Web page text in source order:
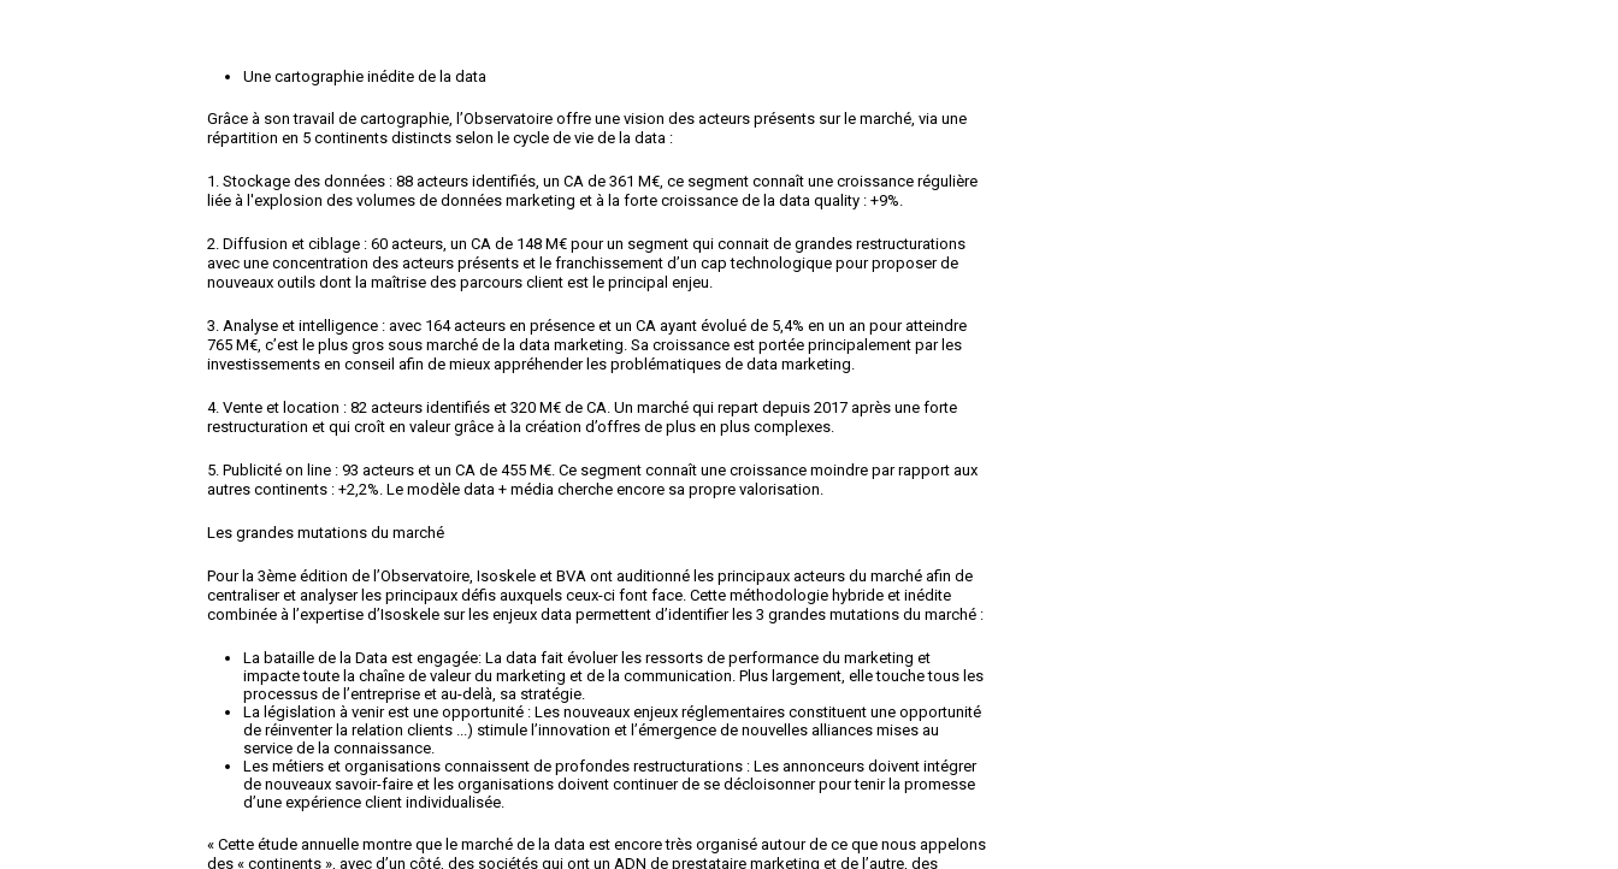
Une cartographie inédite de la data
Grâce à son travail de cartographie, l’Observatoire offre une vision des acteurs présents sur le marché, via une
répartition en 5 continents distincts selon le cycle de vie de la data :
1. Stockage des données : 88 acteurs identifiés, un CA de 361 M€, ce segment connaît une croissance régulière
liée à l'explosion des volumes de données marketing et à la forte croissance de la data quality : +9%.
2. Diffusion et ciblage : 60 acteurs, un CA de 148 M€ pour un segment qui connait de grandes restructurations
avec une concentration des acteurs présents et le franchissement d’un cap technologique pour proposer de
nouveaux outils dont la maîtrise des parcours client est le principal enjeu.
3. Analyse et intelligence : avec 164 acteurs en présence et un CA ayant évolué de 5,4% en un an pour atteindre
765 M€, c’est le plus gros sous marché de la data marketing. Sa croissance est portée principalement par les
investissements en conseil afin de mieux appréhender les problématiques de data marketing.
4. Vente et location : 82 acteurs identifiés et 320 M€ de CA. Un marché qui repart depuis 2017 après une forte
restructuration et qui croît en valeur grâce à la création d’offres de plus en plus complexes.
5. Publicité on line : 93 acteurs et un CA de 455 M€. Ce segment connaît une croissance moindre par rapport aux
autres continents : +2,2%. Le modèle data + média cherche encore sa propre valorisation.
Les grandes mutations du marché
Pour la 3ème édition de l’Observatoire, Isoskele et BVA ont auditionné les principaux acteurs du marché afin de
centraliser et analyser les principaux défis auxquels ceux-ci font face. Cette méthodologie hybride et inédite
combinée à l’expertise d’Isoskele sur les enjeux data permettent d’identifier les 3 grandes mutations du marché :
La bataille de la Data est engagée: La data fait évoluer les ressorts de performance du marketing et
impacte toute la chaîne de valeur du marketing et de la communication. Plus largement, elle touche tous les
processus de l’entreprise et au-delà, sa stratégie.
La législation à venir est une opportunité : Les nouveaux enjeux réglementaires constituent une opportunité
de réinventer la relation clients ...) stimule l’innovation et l’émergence de nouvelles alliances mises au
service de la connaissance.
Les métiers et organisations connaissent de profondes restructurations : Les annonceurs doivent intégrer
de nouveaux savoir-faire et les organisations doivent continuer de se décloisonner pour tenir la promesse
d’une expérience client individualisée.
« Cette étude annuelle montre que le marché de la data est encore très organisé autour de ce que nous appelons
des « continents », avec d’un côté, des sociétés qui ont un ADN de prestataire marketing et de l’autre, des